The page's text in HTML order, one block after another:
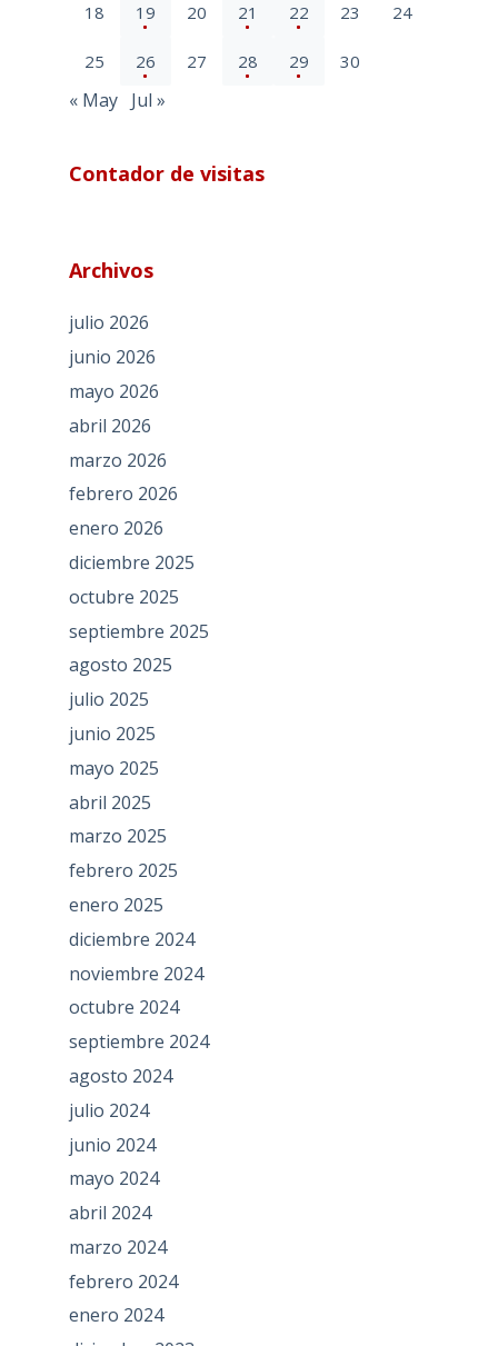
18 19 20 21 22 23 24
25 26 27 28 29 30
« May Jul »
Contador de visitas
Archivos
julio 2026
junio 2026
mayo 2026
abril 2026
marzo 2026
febrero 2026
enero 2026
diciembre 2025
octubre 2025
septiembre 2025
agosto 2025
julio 2025
junio 2025
mayo 2025
abril 2025
marzo 2025
febrero 2025
enero 2025
diciembre 2024
noviembre 2024
octubre 2024
septiembre 2024
agosto 2024
julio 2024
junio 2024
mayo 2024
abril 2024
marzo 2024
febrero 2024
enero 2024